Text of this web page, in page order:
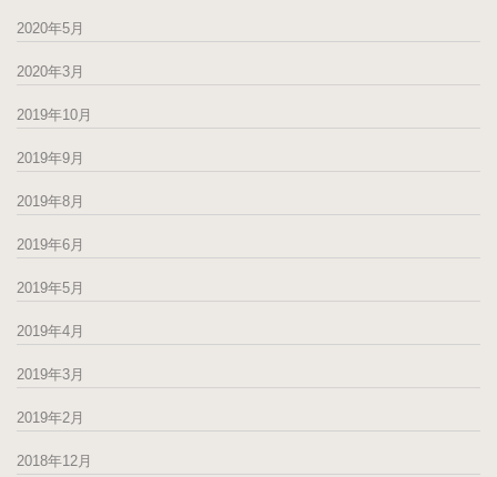
2020年5月
2020年3月
2019年10月
2019年9月
2019年8月
2019年6月
2019年5月
2019年4月
2019年3月
2019年2月
2018年12月